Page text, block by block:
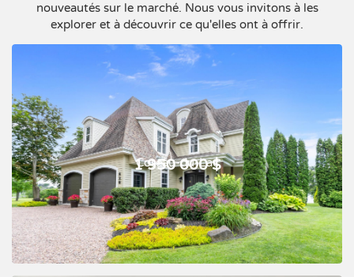
nouveautés sur le marché. Nous vous invitons à les
explorer et à découvrir ce qu'elles ont à offrir.
Coteau-du-Lac
1 950 000 $